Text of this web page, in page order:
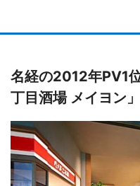
名経の2012年PV1
丁目酒場 メイヨン」